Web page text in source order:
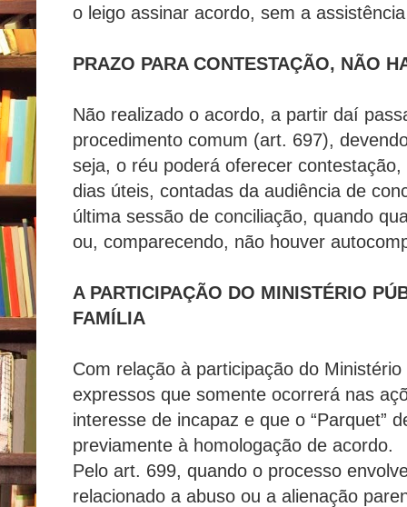
o leigo assinar acordo, sem a
PRAZO PARA CONTESTAÇÃO, NÃO
Não realizado o acordo, a partir daí
procedimento comum (art. 697),
seja, o réu poderá oferecer
dias úteis, contadas da audiência de
última sessão de conciliação, quando
ou, comparecendo, não houver
A PARTICIPAÇÃO DO MINISTÉRIO
FAMÍLIA
Com relação à participação do
expressos que somente ocorrerá nas
interesse de incapaz e que o “Parquet”
previamente à homologação de acordo.
Pelo art. 699, quando o processo
relacionado a abuso ou a alienação